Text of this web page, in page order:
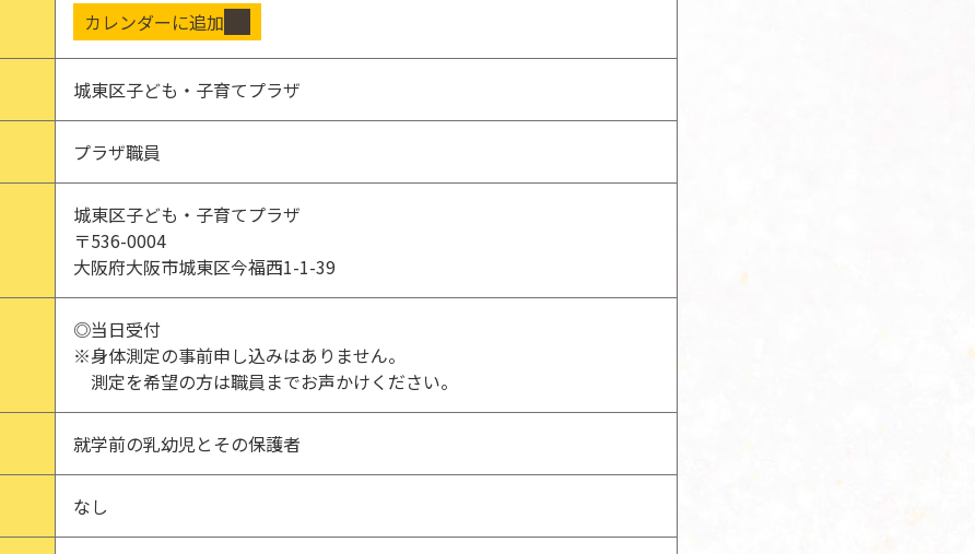
カレンダーに追加
城東区子ども・子育てプラザ
プラザ職員
城東区子ども・子育てプラザ
〒536-0004
大阪府大阪市城東区今福西1-1-39
◎当日受付
※身体測定の事前申し込みはありません。
測定を希望の方は職員までお声かけください。
就学前の乳幼児とその保護者
なし